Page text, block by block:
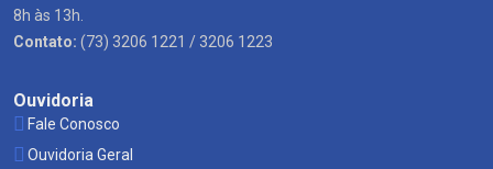
8h às 13h.
Contato: (73) 3206 1221 / 3206 1223
Ouvidoria
Fale Conosco
Ouvidoria Geral